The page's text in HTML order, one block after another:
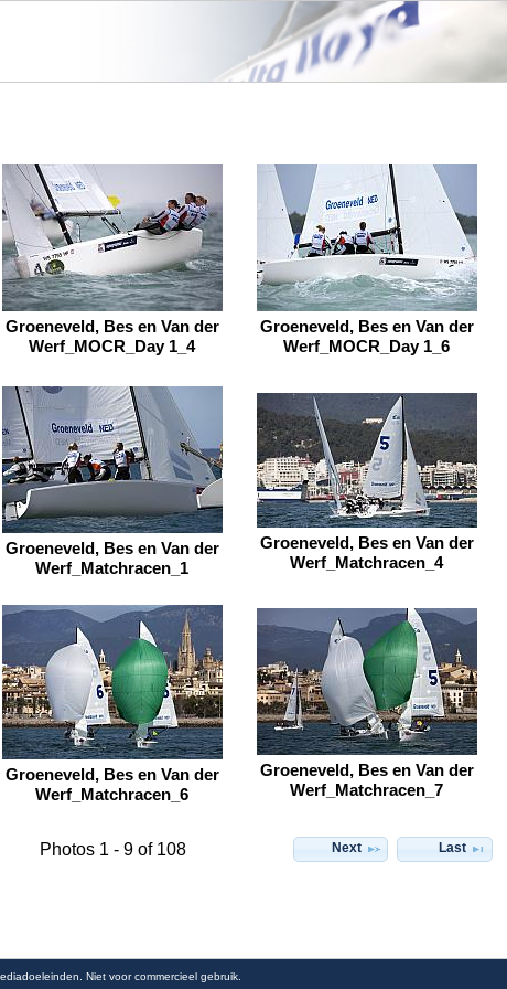
Groeneveld, Bes en Van der
Werf_MOCR_Day 1_4
Groeneveld, Bes en Van der
Werf_MOCR_Day 1_6
Groeneveld, Bes en Van der
Werf_Matchracen_1
Groeneveld, Bes en Van der
Werf_Matchracen_4
Groeneveld, Bes en Van der
Werf_Matchracen_6
Groeneveld, Bes en Van der
Werf_Matchracen_7
Photos 1 - 9 of 108 Next Last
Niet voor commercieel gebruik.